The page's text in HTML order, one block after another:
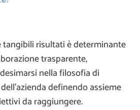
tangibili risultati è determinante
trasparente,
nella filosofia di
definendo assieme
da raggiungere.